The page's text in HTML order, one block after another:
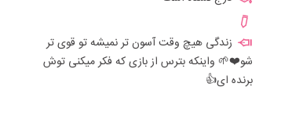
زندگی هیچ وقت آسون تر نمیشه تو قوی تر
شو❤️🌱 واینکه بترس از بازی که فکر میکنی توش
برنده ای👍